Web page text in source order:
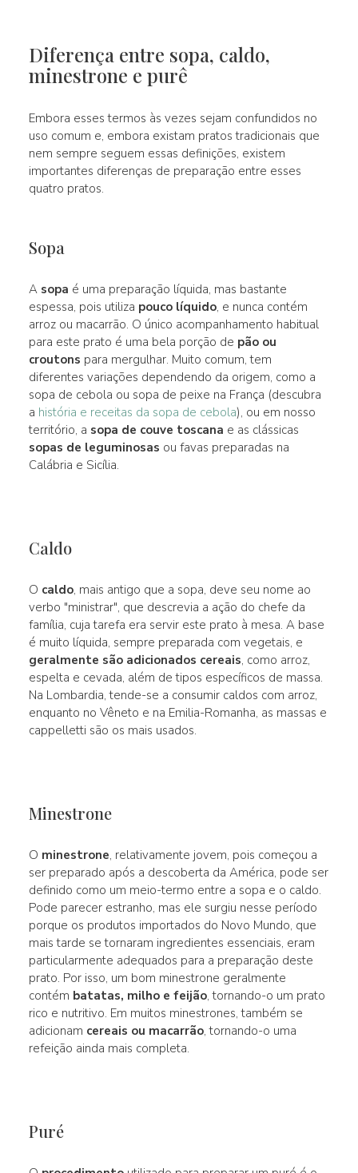
Diferença entre sopa, caldo,
minestrone e purê
Embora esses termos às vezes sejam confundidos no
uso comum e, embora existam pratos tradicionais que
nem sempre seguem essas definições, existem
importantes diferenças de preparação entre esses
quatro pratos.
Sopa
A sopa é uma preparação líquida, mas bastante
espessa, pois utiliza pouco líquido, e nunca contém
arroz ou macarrão. O único acompanhamento habitual
para este prato é uma bela porção de pão ou
croutons para mergulhar. Muito comum, tem
diferentes variações dependendo da origem, como a
sopa de cebola ou sopa de peixe na França (descubra
a história e receitas da sopa de cebola), ou em nosso
território, a sopa de couve toscana e as clássicas
sopas de leguminosas ou favas preparadas na
Calábria e Sicília.
Caldo
O caldo, mais antigo que a sopa, deve seu nome ao
verbo "ministrar", que descrevia a ação do chefe da
família, cuja tarefa era servir este prato à mesa. A base
é muito líquida, sempre preparada com vegetais, e
geralmente são adicionados cereais, como arroz,
espelta e cevada, além de tipos específicos de massa.
Na Lombardia, tende-se a consumir caldos com arroz,
enquanto no Vêneto e na Emilia-Romanha, as massas e
cappelletti são os mais usados.
Minestrone
O minestrone, relativamente jovem, pois começou a
ser preparado após a descoberta da América, pode ser
definido como um meio-termo entre a sopa e o caldo.
Pode parecer estranho, mas ele surgiu nesse período
porque os produtos importados do Novo Mundo, que
mais tarde se tornaram ingredientes essenciais, eram
particularmente adequados para a preparação deste
prato. Por isso, um bom minestrone geralmente
contém batatas, milho e feijão, tornando-o um prato
rico e nutritivo. Em muitos minestrones, também se
adicionam cereais ou macarrão, tornando-o uma
refeição ainda mais completa.
Puré